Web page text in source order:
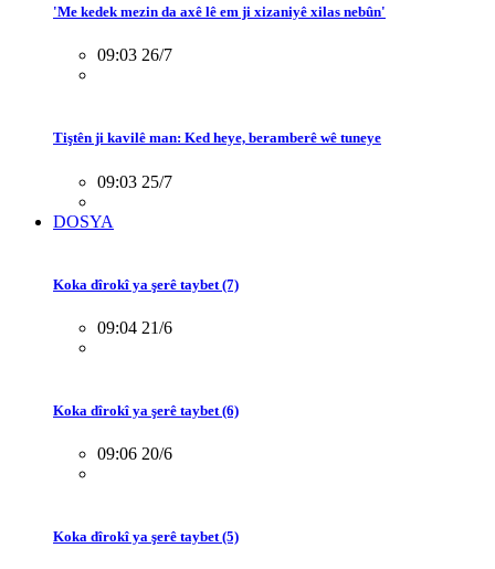
'Me kedek mezin da axê lê em ji xizaniyê xilas nebûn'
09:03 26/7
Tiştên ji kavilê man: Ked heye, beramberê wê tuneye
09:03 25/7
DOSYA
Koka dîrokî ya şerê taybet (7)
09:04 21/6
Koka dîrokî ya şerê taybet (6)
09:06 20/6
Koka dîrokî ya şerê taybet (5)